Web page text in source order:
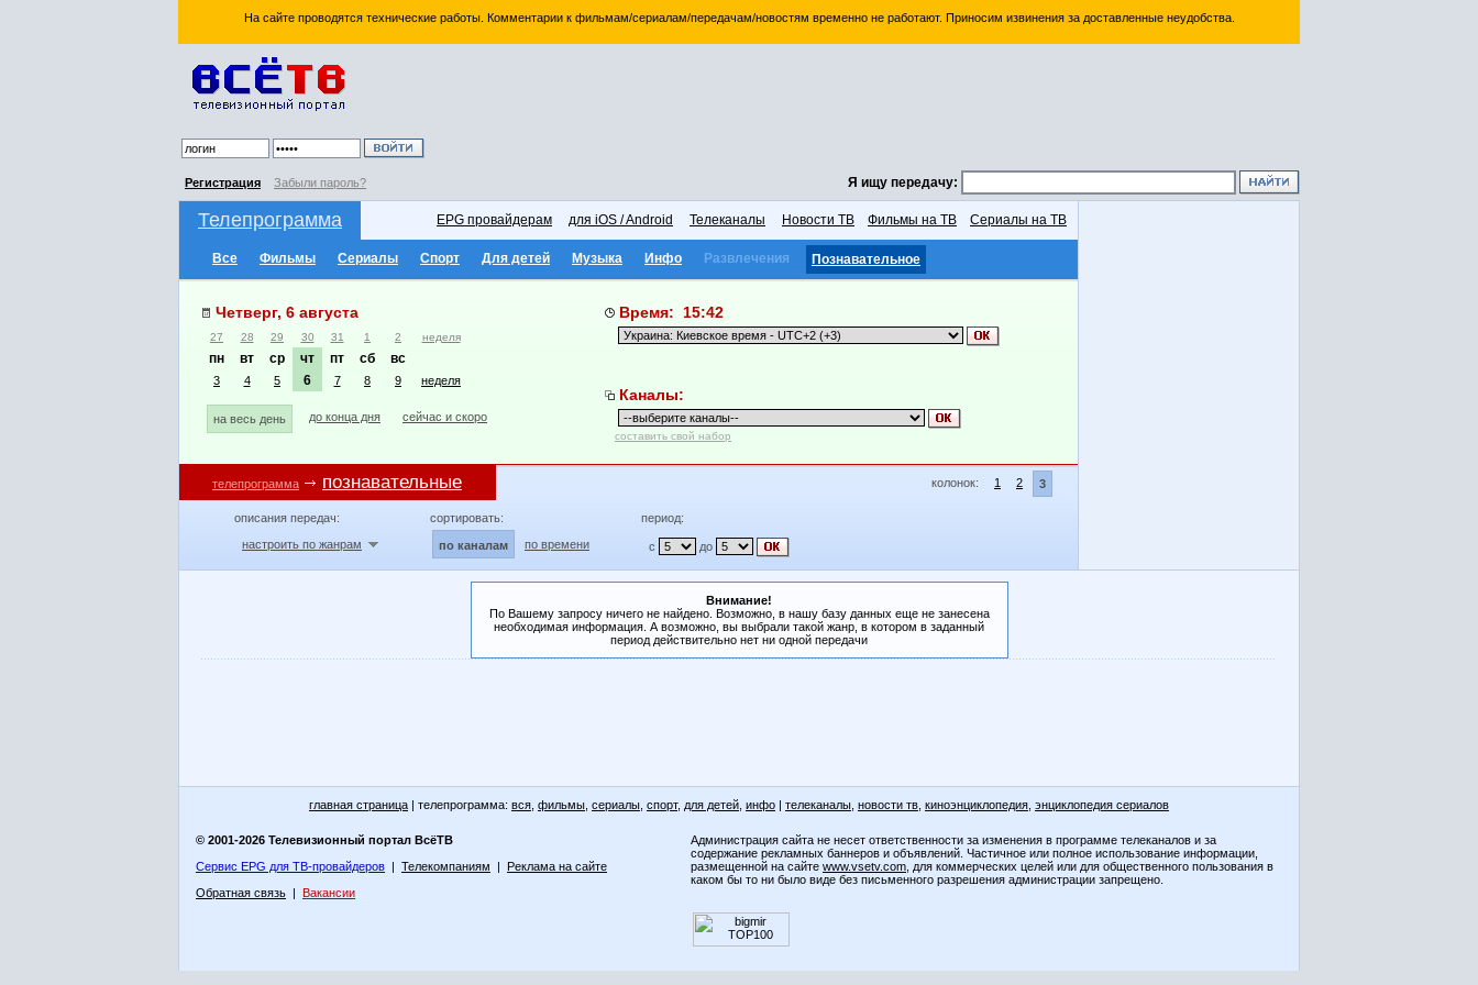
На сайте проводятся технические работы. Комментарии к фильмам/сериалам/передачам/новостям временно не работают. Приносим извинения за доставленные неудобства.
Регистрация Забыли пароль? Я ищу передачу:
Телепрограмма EPG провайдерам для iOS / Android Телеканалы Новости ТВ Фильмы на ТВ Сериалы на ТВ
Все Фильмы Сериалы Спорт Для детей Музыка Инфо Развлечения Познавательное
Четверг, 6 августа
27 28 29 30 31 1 2 неделя
пн вт ср чт пт сб вс
3 4 5 6 7 8 9 неделя
на весь день до конца дня сейчас и скоро
Время: 15:42
Каналы:
составить свой набор
телепрограмма познавательные колонок: 1 2 3
описания передач:
настроить по жанрам
сортировать:
по каналам по времени
период:
с до
Внимание!
По Вашему запросу ничего не найдено. Возможно, в нашу базу данных еще не занесена
необходимая информация. А возможно, вы выбрали такой жанр, в котором в заданный
период действительно нет ни одной передачи
главная страница | телепрограмма: вся фильмы сериалы спорт, для детей инфо | телеканалы новости тв киноэнциклопедия энциклопедия сериалов
© 2001-2026 Телевизионный портал ВсёТВ
Сервис EPG для ТВ-провайдеров | Телекомпаниям | Реклама на сайте
Обратная связь | Вакансии
Администрация сайта не несет ответственности за изменения в программе телеканалов и за
содержание рекламных баннеров и объявлений. Частичное или полное использование информации,
размещенной на сайте www.vsetv.com , для коммерческих целей или для общественного пользования в
каком бы то ни было виде без письменного разрешения администрации запрещено.